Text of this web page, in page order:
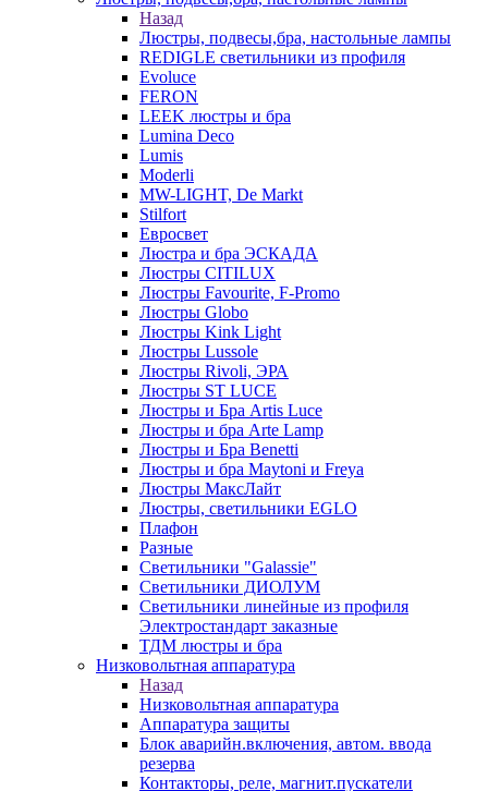
Назад
Люстры, подвесы,бра, настольные лампы
REDIGLE светильники из профиля
Evoluce
FERON
LEEK люстры и бра
Lumina Deco
Lumis
Moderli
MW-LIGHT, De Markt
Stilfort
Евросвет
Люстра и бра ЭСКАДА
Люстры CITILUX
Люстры Favourite, F-Promo
Люстры Globo
Люстры Kink Light
Люстры Lussole
Люстры Rivoli, ЭРА
Люстры ST LUCE
Люстры и Бра Artis Luce
Люстры и бра Arte Lamp
Люстры и Бра Benetti
Люстры и бра Maytoni и Freya
Люстры МаксЛайт
Люстры, светильники EGLO
Плафон
Разные
Светильники "Galassie"
Светильники ДИОЛУМ
Светильники линейные из профиля
Электростандарт заказные
ТДМ люстры и бра
Низковольтная аппаратура
Назад
Низковольтная аппаратура
Аппаратура защиты
Блок аварийн.включения, автом. ввода
резерва
Контакторы, реле, магнит.пускатели